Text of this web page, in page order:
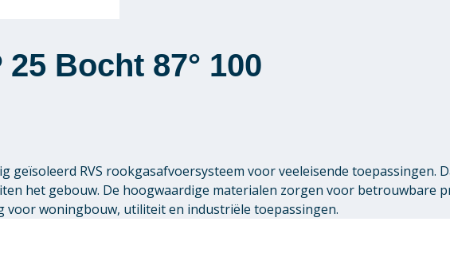
Bocht 87° 100
geïsoleerd RVS rookgasafvoersysteem voor veeleisende toepassingen.
het gebouw. De hoogwaardige materialen zorgen voor betrouwbare
voor woningbouw, utiliteit en industriële toepassingen.